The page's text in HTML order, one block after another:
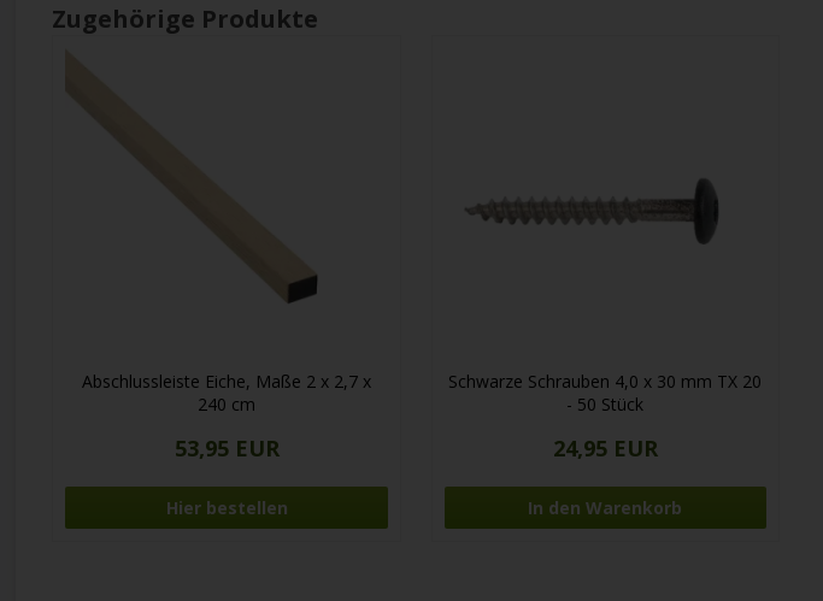
Zugehörige Produkte
Abschlussleiste Eiche, Maße 2 x 2,7 x
240 cm
53,95 EUR
Hier bestellen
Schwarze Schrauben 4,0 x 30 mm TX 20
- 50 Stück
24,95 EUR